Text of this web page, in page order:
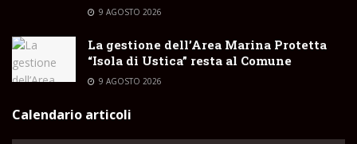
9 AGOSTO 2026
La gestione dell’Area Marina Protetta
“Isola di Ustica” resta al Comune
9 AGOSTO 2026
Calendario articoli